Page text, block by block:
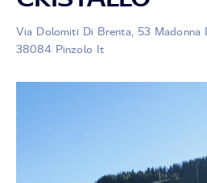
Via Dolomiti Di Brenta, 53 Madonna
38084 Pinzolo It